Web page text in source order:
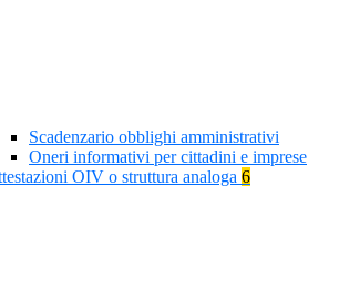
Scadenzario obblighi amministrativi
Oneri informativi per cittadini e imprese
OIV o struttura analoga 6